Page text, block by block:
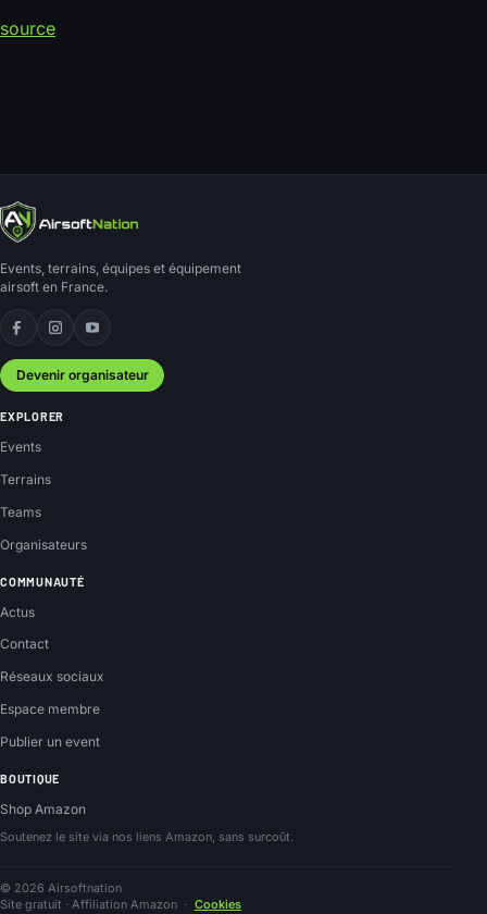
source
Events, terrains, équipes et équipement
airsoft en France.
Facebook
Instagram
YouTube
Devenir organisateur
EXPLORER
Events
Terrains
Teams
Organisateurs
COMMUNAUTÉ
Actus
Contact
Réseaux sociaux
Espace membre
Publier un event
BOUTIQUE
Shop Amazon
Soutenez le site via nos liens Amazon, sans surcoût.
© 2026 Airsoftnation
Site gratuit · Affiliation Amazon · Cookies